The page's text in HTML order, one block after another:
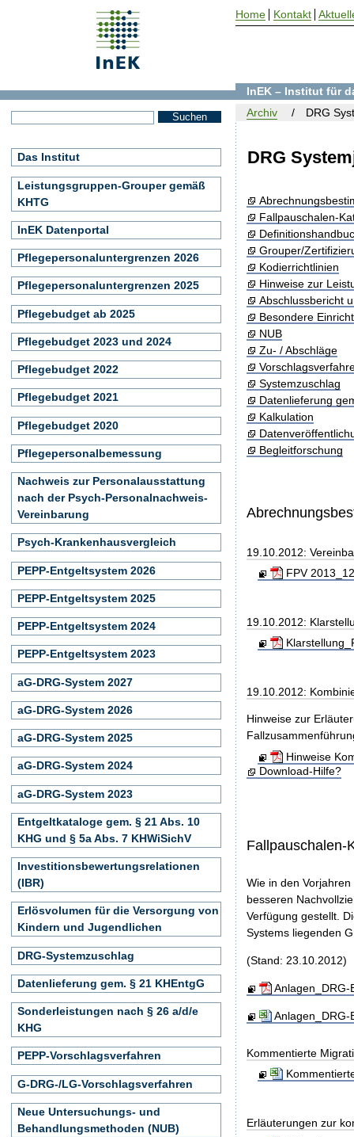
DRG
Fallpauschalen-
Grouper/
Kodierrichtlinien
Hinweise zur
Abschlussbericht
Besondere
NUB
Zu- / Abschläge
Systemzuschlag
Datenlieferung
Kalkulation
Begleitforschung
19.10.2012:
FPV
19.10.2012:
19.10.2012:
Hinweise zur
Hinweise
Download-Hilfe?
Fallpauschalen-
Wie in den
besseren
Verfügung gestellt.
Systems liegenden
(Stand: 23.10.2012)
Anlagen_DRG-
Anlagen_DRG-
Kommentierte
Erläuterungen zur
InEK – Institut für
Archiv
DRG
Das Institut
Leistungsgruppen-Grouper gemäß
KHTG
InEK Datenportal
Pflegepersonaluntergrenzen 2026
Pflegepersonaluntergrenzen 2025
Pflegebudget ab 2025
Pflegebudget 2023 und 2024
Pflegebudget 2022
Pflegebudget 2021
Pflegebudget 2020
Pflegepersonalbemessung
Nachweis zur Personalausstattung
nach der Psych-Personalnachweis-
Vereinbarung
Psych-Krankenhausvergleich
PEPP-Entgeltsystem 2026
PEPP-Entgeltsystem 2025
PEPP-Entgeltsystem 2024
PEPP-Entgeltsystem 2023
aG-DRG-System 2027
aG-DRG-System 2026
aG-DRG-System 2025
aG-DRG-System 2024
aG-DRG-System 2023
Entgeltkataloge gem. § 21 Abs. 10
KHG und § 5a Abs. 7 KHWiSichV
Investitionsbewertungsrelationen
(IBR)
Erlösvolumen für die Versorgung von
Kindern und Jugendlichen
DRG-Systemzuschlag
Datenlieferung gem. § 21 KHEntgG
Sonderleistungen nach § 26 a/d/e
KHG
PEPP-Vorschlagsverfahren
G-DRG-/LG-Vorschlagsverfahren
Neue Untersuchungs- und
Behandlungsmethoden (NUB)
Home Kontakt